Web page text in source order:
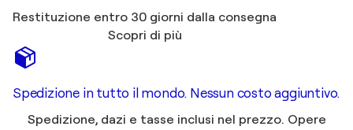
Restituzione entro 30 giorni dalla consegna
Scopri di più
Spedizione in tutto il mondo. Nessun costo aggiuntivo.
Spedizione, dazi e tasse inclusi nel prezzo. Opere